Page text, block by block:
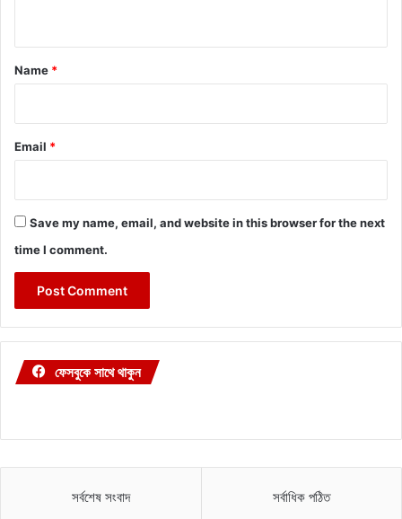
*
Name *
Email *
Save my name, email, and website in this browser for the next
time I comment.
ফেসবুকে সাথে থাকুন
সর্বশেষ সংবাদ সর্বাধিক পঠিত